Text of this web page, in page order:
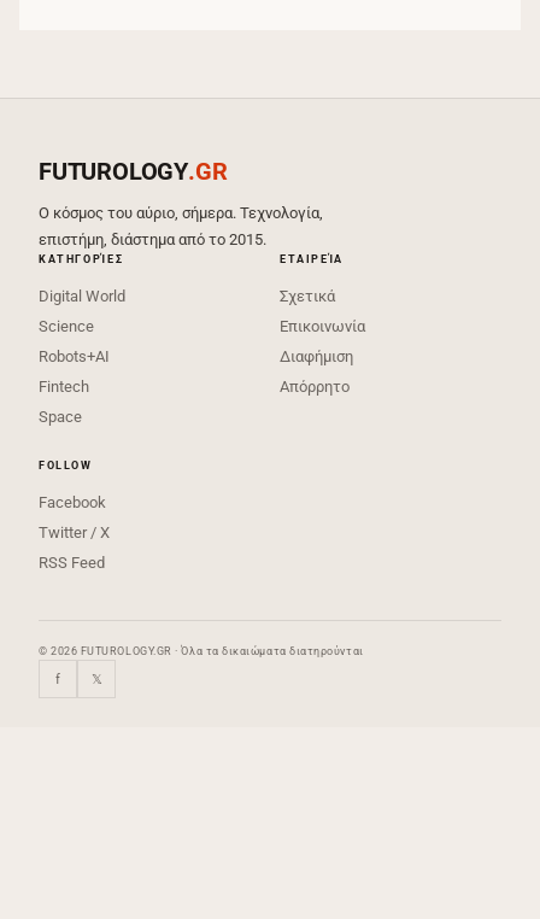
FUTUROLOGY.GR
Ο κόσμος του αύριο, σήμερα. Τεχνολογία,
επιστήμη, διάστημα από το 2015.
ΚΑΤΗΓΟΡΊΕΣ
Digital World
Science
Robots+AI
Fintech
Space
ΕΤΑΙΡΕΊΑ
Σχετικά
Επικοινωνία
Διαφήμιση
Απόρρητο
FOLLOW
Facebook
Twitter / X
RSS Feed
© 2026 FUTUROLOGY.GR · Όλα τα δικαιώματα διατηρούνται
f 𝕏